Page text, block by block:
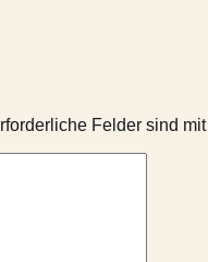
Felder sind mit